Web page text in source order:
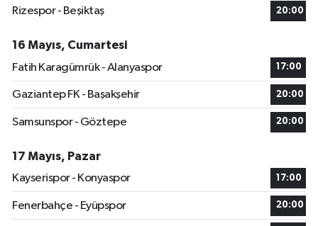
Rizespor - Beşiktaş
20:00
16 Mayıs, Cumartesi
Fatih Karagümrük - Alanyaspor
17:00
Gaziantep FK - Başakşehir 20:00
Samsunspor - Göztepe 20:00
17 Mayıs, Pazar
Kayserispor - Konyaspor
17:00
Fenerbahçe - Eyüpspor 20:00